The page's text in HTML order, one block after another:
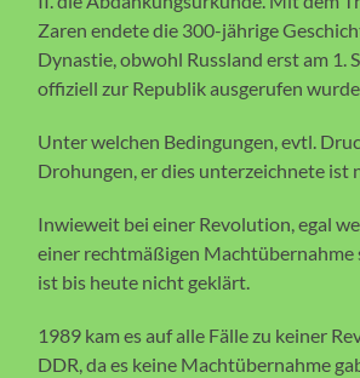
Zaren endete die 300-jährige
Dynastie, obwohl Russland erst am 1.
offiziell zur Republik ausgerufen
Unter welchen Bedingungen, evtl.
Drohungen, er dies unterzeichnete ist
Inwieweit bei einer Revolution, egal
einer rechtmäßigen Machtübernahme
ist bis heute nicht geklärt.
1989 kam es auf alle Fälle zu keiner
DDR, da es keine Machtübernahme